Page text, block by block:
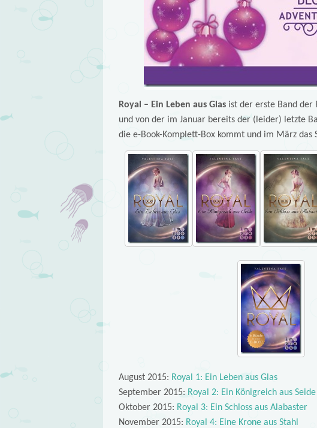
Royal – Ein Leben aus Glasist der erste Band der
und von der im Januar bereits der (leider) letzte
die e-Book-Komplett-Box kommt und im März das
August 2015: Royal 1: Ein Leben aus Glas
September 2015: Royal 2: Ein Königreich aus Seide
Oktober 2015: Royal 3: Ein Schloss aus Alabaster
November 2015: Royal 4: Eine Krone aus Stahl